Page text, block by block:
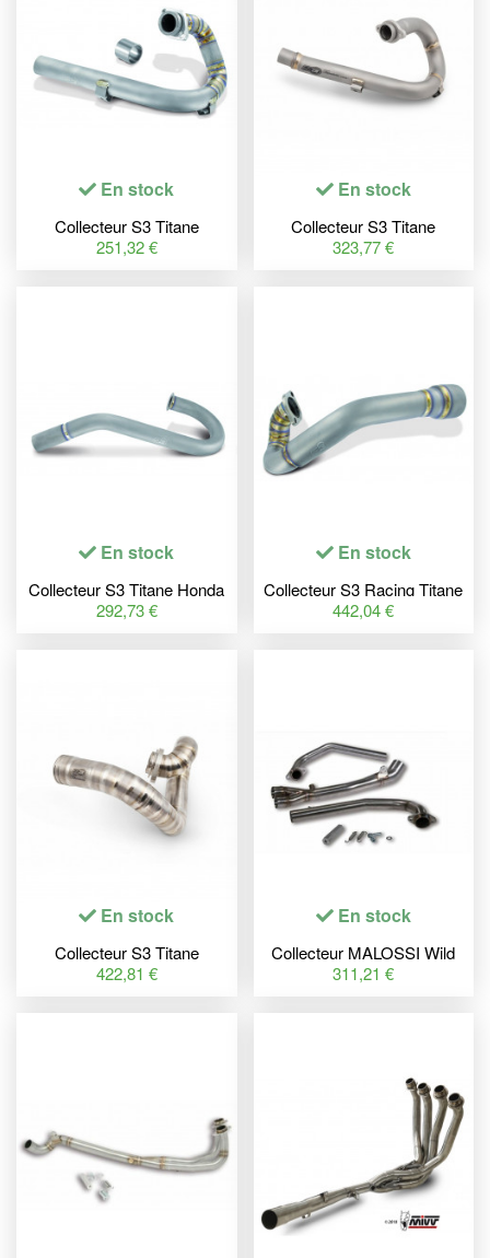
En stock
Collecteur S3 Titane
Montesa 4RT
251,32 €
En stock
Collecteur S3 Titane
Montesa Cota 300RR
323,77 €
En stock
Collecteur S3 Titane Honda
TLR 200/250
292,73 €
En stock
Collecteur S3 Racing Titane
Beta
442,04 €
En stock
Collecteur S3 Titane
Montesa 315R
422,81 €
En stock
Collecteur MALOSSI Wild
Lion - Inox Carbon
311,21 €